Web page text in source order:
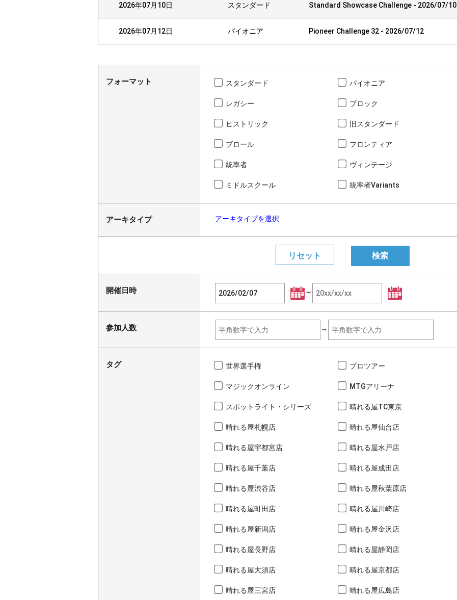
2026年07月10日 スタンダード Standard Showcase Challenge - 2026/07/10
2026年07月12日 パイオニア Pioneer Challenge 32 - 2026/07/12
フォーマット スタンダード パイオニア
レガシー ブロック
ヒストリック 旧スタンダード
ブロール フロンティア
統率者 ヴィンテージ
ミドルスクール 統率者Variants
アーキタイプ アーキタイプを選択
開催日時 ~
参加人数 ~
タグ 世界選手権 プロツアー
マジックオンライン MTGアリーナ
スポットライト・シリーズ 晴れる屋TC東京
晴れる屋札幌店 晴れる屋仙台店
晴れる屋宇都宮店 晴れる屋水戸店
晴れる屋千葉店 晴れる屋成田店
晴れる屋渋谷店 晴れる屋秋葉原店
晴れる屋町田店 晴れる屋川崎店
晴れる屋新潟店 晴れる屋金沢店
晴れる屋長野店 晴れる屋静岡店
晴れる屋大須店 晴れる屋京都店
晴れる屋三宮店 晴れる屋広島店